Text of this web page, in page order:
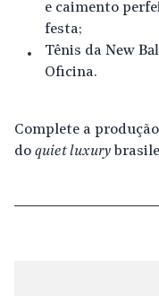
e caimento
festa;
Tênis da New
Oficina.
Complete a
do quiet luxury